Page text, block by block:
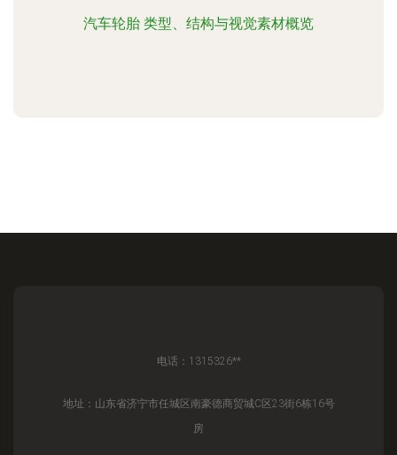
汽车轮胎 类型、结构与视觉素材概览
电话：1315326**
地址：山东省济宁市任城区南豪德商贸城C区23街6栋16号
房